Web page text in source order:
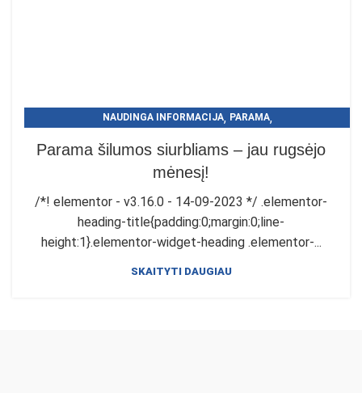
NAUDINGA INFORMACIJA, PARAMA,
Parama šilumos siurbliams – jau rugsėjo
mėnesį!
/*! elementor - v3.16.0 - 14-09-2023 */ .elementor-
heading-title{padding:0;margin:0;line-
height:1}.elementor-widget-heading .elementor-...
SKAITYTI DAUGIAU